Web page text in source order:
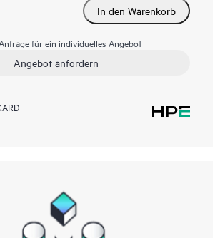
In den Warenkorb
für ein individuelles Angebot
Angebot anfordern